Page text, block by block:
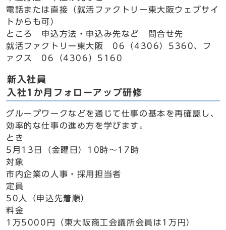
電話または直接（就活ファクトリー東大阪ウェブサイ
トからも可）
ところ 申込方法・申込み先など 問合せ先
就活ファクトリー東大阪 06（4306）5360、フ
ァクス 06（4306）5160
新入社員
入社1か月フォローアップ研修
グループワークなどを通じて仕事の基本を再確認し、
効率的な仕事の進め方を学びます。
とき
5月13日（金曜日）10時～17時
対象
市内企業の人事・採用担当者
定員
50人（申込先着順）
料金
1万5000円（東大阪商工会議所会員は1万円）